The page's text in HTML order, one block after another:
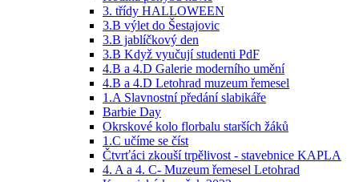
3. třídy HALLOWEEN
3.B výlet do Šestajovic
3.B jablíčkový den
3.B Když vyučují studenti PdF
4.B a 4.D Galerie moderního umění
4.B a 4.D Letohrad muzeum řemesel
1.A Slavnostní předání slabikáře
Barbie Day
Okrskové kolo florbalu starších žáků
1.C učíme se číst
Čtvrťáci zkouší trpělivost - stavebnice KAPLA
4. A a 4. C- Muzeum řemesel Letohrad